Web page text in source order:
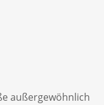
außergewöhnlich